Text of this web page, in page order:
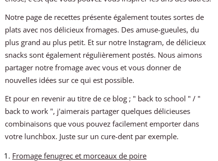
Notre page de recettes présente également toutes sortes de
plats avec nos délicieux fromages. Des amuse-gueules, du
plus grand au plus petit. Et sur notre Instagram, de délicieux
snacks sont également régulièrement postés. Nous aimons
partager notre fromage avec vous et vous donner de
nouvelles idées sur ce qui est possible.
Et pour en revenir au titre de ce blog ; " back to school " / "
back to work ", j'aimerais partager quelques délicieuses
combinaisons que vous pouvez facilement emporter dans
votre lunchbox. Juste sur un cure-dent par exemple.
Fromage fenugrec et morceaux de poire